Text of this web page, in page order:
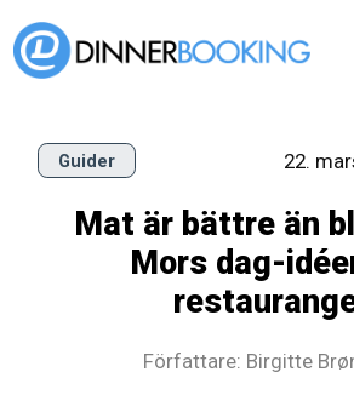
Guider 22.
Mat är bättre än
Mors dag-
Författare: Birgitte